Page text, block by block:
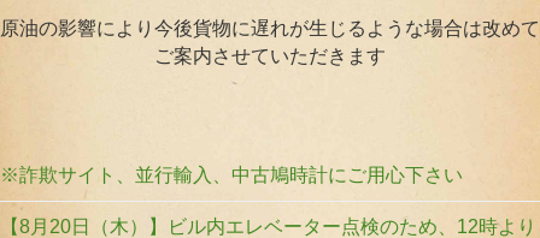
原油の影響により今後貨物に遅れが生じるような場合は改めて
ご案内させていただきます
※詐欺サイト、並行輸入、中古鳩時計にご用心下さい
【8月20日（木）】ビル内エレベーター点検のため、12時より